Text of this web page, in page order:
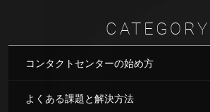
CATEGORY
コンタクトセンターの始め方
よくある課題と解決方法